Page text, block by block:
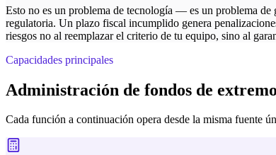
Esto no es un problema de tecnología — es un problema de
regulatoria. Un plazo fiscal incumplido genera
riesgos no al reemplazar el criterio de tu equipo, sino al
Capacidades principales
Administración de fondos de
Cada función a continuación opera desde la misma fuente